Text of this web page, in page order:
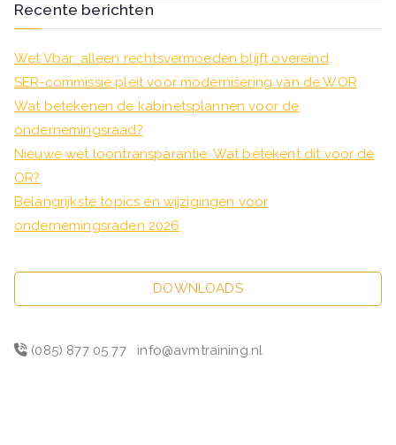
Recente berichten
Wet Vbar: alleen rechtsvermoeden blijft overeind
SER-commissie pleit voor modernisering van de WOR
Wat betekenen de kabinetsplannen voor de
ondernemingsraad?
Nieuwe wet loontransparantie: Wat betekent dit voor de
OR?
Belangrijkste topics en wijzigingen voor
ondernemingsraden 2026
DOWNLOADS
(085) 877 05 77 info@avmtraining.nl